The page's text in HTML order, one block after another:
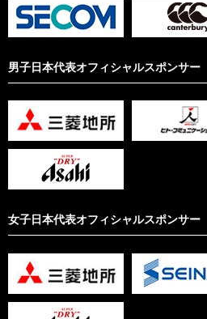
男子日本代表オフィシャルスポンサー
女子日本代表オフィシャルスポンサー